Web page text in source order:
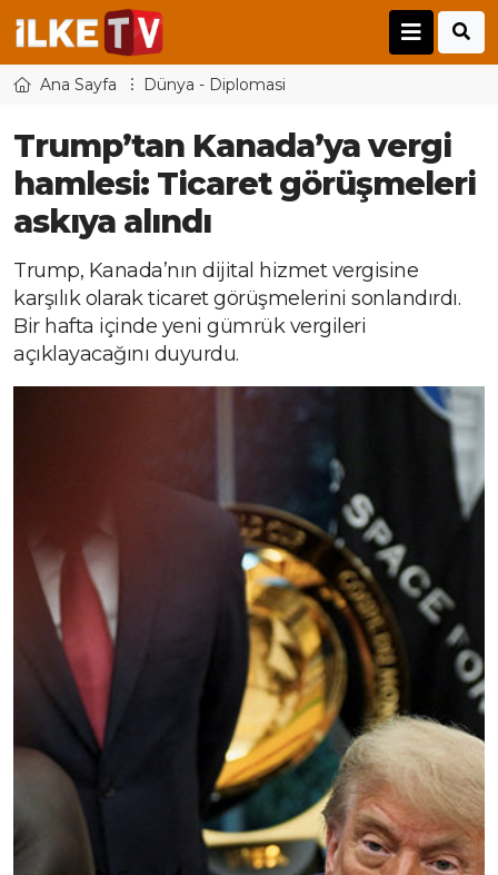
Ana Sayfa Dünya - Diplomasi
Trump’tan Kanada’ya vergi
hamlesi: Ticaret görüşmeleri
askıya alındı
Trump, Kanada’nın dijital hizmet vergisine
karşılık olarak ticaret görüşmelerini sonlandırdı.
Bir hafta içinde yeni gümrük vergileri
açıklayacağını duyurdu.